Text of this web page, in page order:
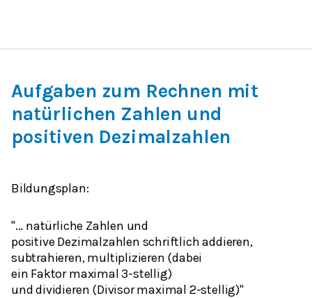
Aufgaben zum Rechnen mit
natürlichen Zahlen und
positiven Dezimalzahlen
Bildungsplan:
"... natürliche Zahlen und
positive Dezimalzahlen schriftlichaddieren,
subtrahieren, multiplizieren (dabei
ein Faktormaximal 3-stellig)
unddividieren (Divisormaximal 2-stellig)"